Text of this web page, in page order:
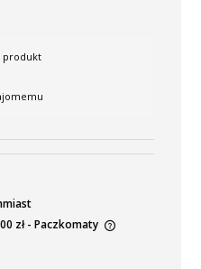
produkt
zł - Paczkomaty
kosztów płatności